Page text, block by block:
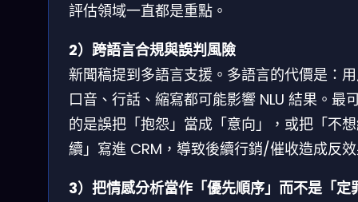
評估領域一直都是重點。
2）跨語言合規與誤判風險
新聞稿提到多語言支援。多語言的代價是：
口音、行話、縮寫都可能影響 NLU 結果。最
的是誤把「抱怨」當成「意向」，或把「不
續」寫進 CRM，導致後續行銷/催收造成反
3）把情感分析當作「優先順序」而不是「定